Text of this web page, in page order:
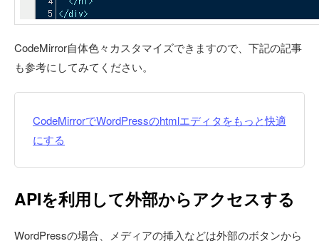
CodeMirror自体色々カスタマイズできますので、下記の記事
も参考にしてみてください。
CodeMirrorでWordPressのhtmlエディタをもっと快適
にする
APIを利用して外部からアクセスする
WordPressの場合、メディアの挿入などは外部のボタンから